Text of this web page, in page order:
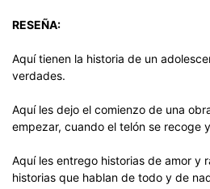
RESEÑA:
Aquí tienen la historia de un
verdades.
Aquí les dejo el comienzo de una
empezar, cuando el telón se recoge
Aquí les entrego historias de amor y
historias que hablan de todo y de